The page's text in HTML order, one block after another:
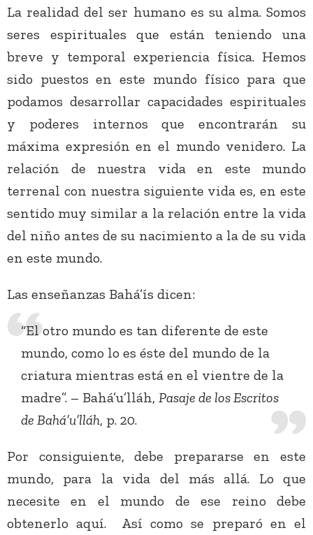
La realidad del ser humano es su alma. Somos
seres espirituales que están teniendo una
breve y temporal experiencia física. Hemos
sido puestos en este mundo físico para que
podamos desarrollar capacidades espirituales
y poderes internos que encontrarán su
máxima expresión en el mundo venidero. La
relación de nuestra vida en este mundo
terrenal con nuestra siguiente vida es, en este
sentido muy similar a la relación entre la vida
del niño antes de su nacimiento a la de su vida
en este mundo.
Las enseñanzas Bahá’ís dicen:
“El otro mundo es tan diferente de este
mundo, como lo es éste del mundo de la
criatura mientras está en el vientre de la
madre”. – Bahá’u’lláh, Pasaje de los Escritos
de Bahá’u’lláh, p. 20.
Por consiguiente, debe prepararse en este
mundo, para la vida del más allá. Lo que
necesite en el mundo de ese reino debe
obtenerlo aquí. Así como se preparó en el